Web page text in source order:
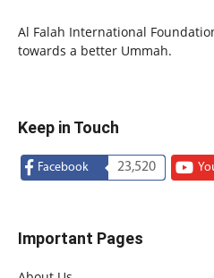
Al Falah International
towards a better Ummah.
Keep in Touch
Facebook 23,520
Important Pages